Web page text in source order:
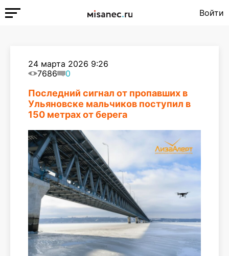
Войти
24 марта 2026 9:26
7686
0
Последний сигнал от пропавших в
Ульяновске мальчиков поступил в
150 метрах от берега